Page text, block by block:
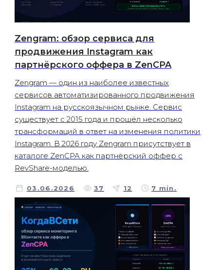
Zengram: обзор сервиса для
продвижения Instagram как
партнёрского оффера в ZenCPA
Zengram — один из наиболее известных
сервисов автоматизированного продвижения
Instagram на русскоязычном рынке. Сервис
существует с 2015 года и прошёл несколько
трансформаций в ответ на изменения политики
Instagram. В 2026 году Zengram присутствует в
каталоге ZenCPA как партнёрский оффер с
RevShare-моделью.
03.06.2026 37 12 7 min.